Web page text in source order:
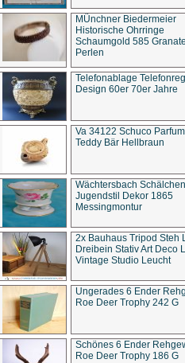
MÜnchner Biedermeier
Historische Ohrringe
Schaumgold 585
Perlen
Telefonablage
Design 60er 70er Jahre
Va 34122 Schuco
Teddy Bär Hellbraun
Wächtersbach Schälchen
Jugendstil Dekor 1865
Messingmontur
2x Bauhaus Tripod Steh
Dreibein Stativ Art Deco
Vintage Studio Leucht
Ungerades 6 Ender
Roe Deer Trophy 242 G
Schönes 6 Ender
Roe Deer Trophy 186 G